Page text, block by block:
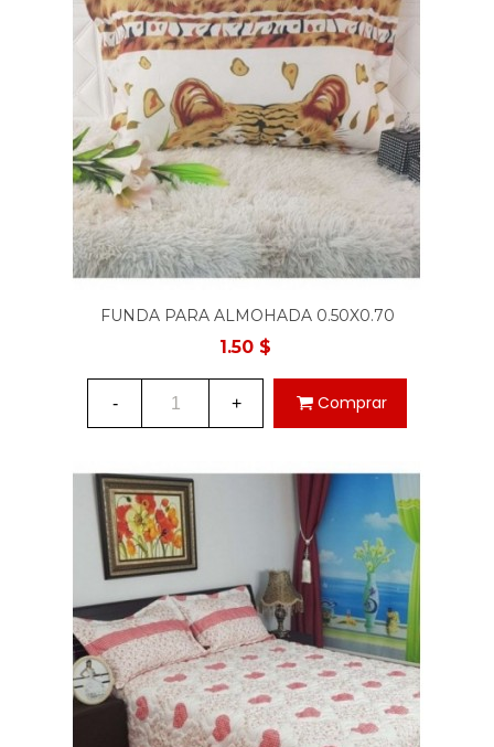
FUNDA PARA ALMOHADA 0.50X0.70
ESTAMPADO DE TIGRE
1.50 $
- + Comprar